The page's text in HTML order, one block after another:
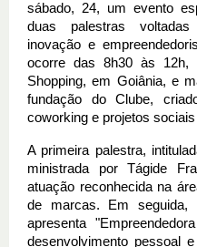
sábado, 24, um evento
duas palestras
inovação e
ocorre das 8h30 às
Shopping, em Goiânia, e
fundação do Clube,
coworking e projetos
A primeira palestra,
ministrada por Tágide
atuação reconhecida na
de marcas. Em seguida,
apresenta
desenvolvimento pessoal